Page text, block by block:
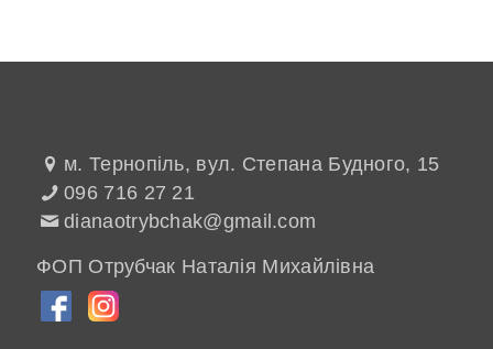
м. Тернопіль, вул. Степана Будного, 15
096 716 27 21
dianaotrybchak@gmail.com
ФОП Отрубчак Наталія Михайлівна